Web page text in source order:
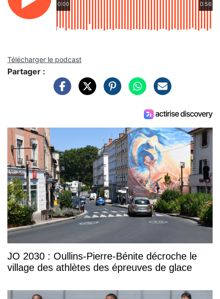
0:00 0:56
Télécharger le podcast
Partager :
JO 2030 : Oullins-Pierre-Bénite décroche le
village des athlètes des épreuves de glace